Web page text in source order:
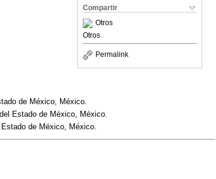
Compartir
Otros
Otros
Permalink
de México, México.
Estado de México, México.
de México, México.